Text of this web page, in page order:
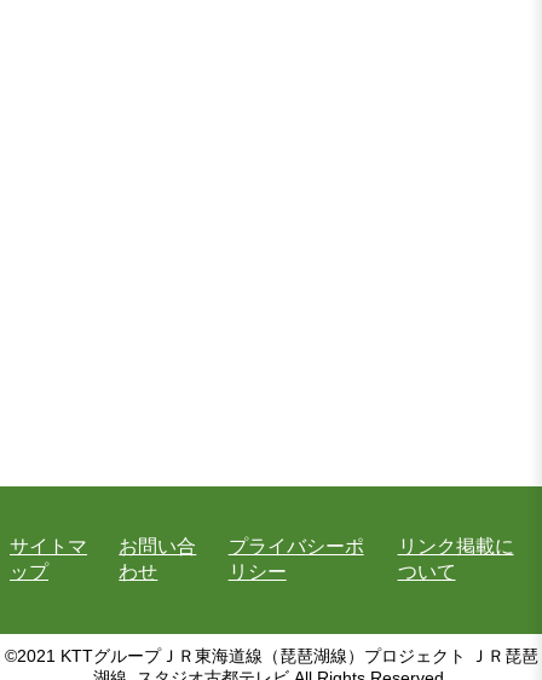
サイトマ
ップ
お問い合
わせ
プライバシーポ
リシー
リンク掲載に
ついて
©2021 KTTグループＪＲ東海道線（琵琶湖線）プロジェクト ＪＲ琵琶